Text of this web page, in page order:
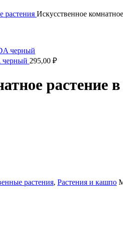
растения Искусственное
черный 295,00 ₽
растение
растения, Растения и кашпо